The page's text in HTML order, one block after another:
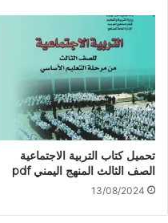
تحميل كتاب التربية الاجتماعية
الصف الثالث المنهج اليمني pdf
13/08/2024